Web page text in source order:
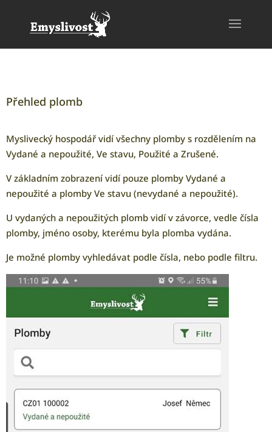
Přehled plomb
Myslivecký hospodář vidí všechny plomby s rozdělením na
Vydané a nepoužité, Ve stavu, Použité a Zrušené.
V základním zobrazení vidí pouze plomby Vydané a
nepoužité a plomby Ve stavu (nevydané a nepoužité).
U vydaných a nepoužitých plomb vidí v závorce, vedle čísla
plomby, jméno osoby, kterému byla plomba vydána.
Je možné plomby vyhledávat podle čísla, nebo podle filtru.